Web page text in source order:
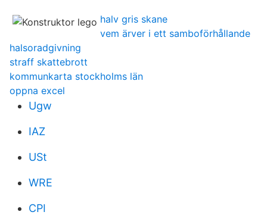
halv gris skane
vem ärver i ett samboförhållande
halsoradgivning
straff skattebrott
kommunkarta stockholms län
oppna excel
Ugw
IAZ
USt
WRE
CPI